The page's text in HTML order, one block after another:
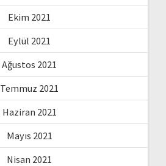
Ekim 2021
Eylül 2021
Ağustos 2021
Temmuz 2021
Haziran 2021
Mayıs 2021
Nisan 2021